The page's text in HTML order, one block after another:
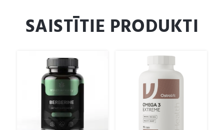
SAISTĪTIE PRODUKTI